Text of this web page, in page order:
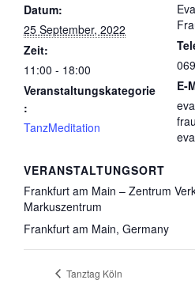
Datum:
25 September, 2022
Zeit:
11:00 - 18:00
Veranstaltungskategorie
:
TanzMeditation
VERANSTALTUNGSORT
Frankfurt am Main – Zentrum
Markuszentrum
Frankfurt am Main, Germany
E-
Tanztag Köln